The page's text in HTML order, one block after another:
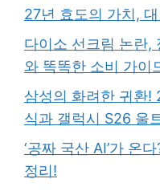
27년 효도의 가치,
다이소 선크림 논란,
와 똑똑한 소비 가이
삼성의 화려한 귀환!
식과 갤럭시 S26 울
‘공짜 국산 AI’가 온
정리!